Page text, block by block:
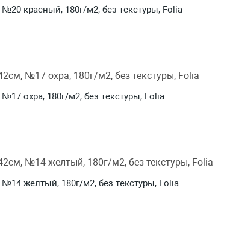
красный, 180г/м2, без текстуры, Folia
охра, 180г/м2, без текстуры, Folia
желтый, 180г/м2, без текстуры, Folia